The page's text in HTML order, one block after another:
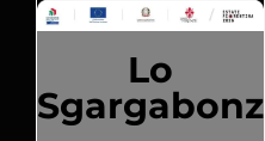
Lo
Sgargabonzi